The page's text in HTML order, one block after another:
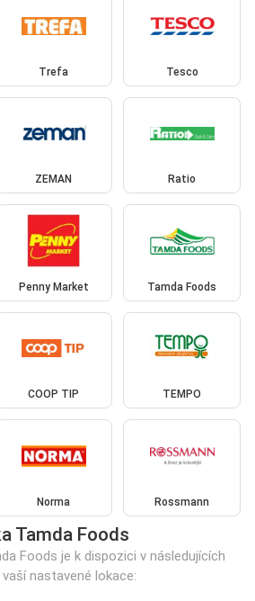
Trefa Tesco
ZEMAN Ratio
Penny Market Tamda Foods
COOP TIP TEMPO
Norma Rossmann
Tamda Foods
Foods je k dispozici v následujících
nastavené lokace: